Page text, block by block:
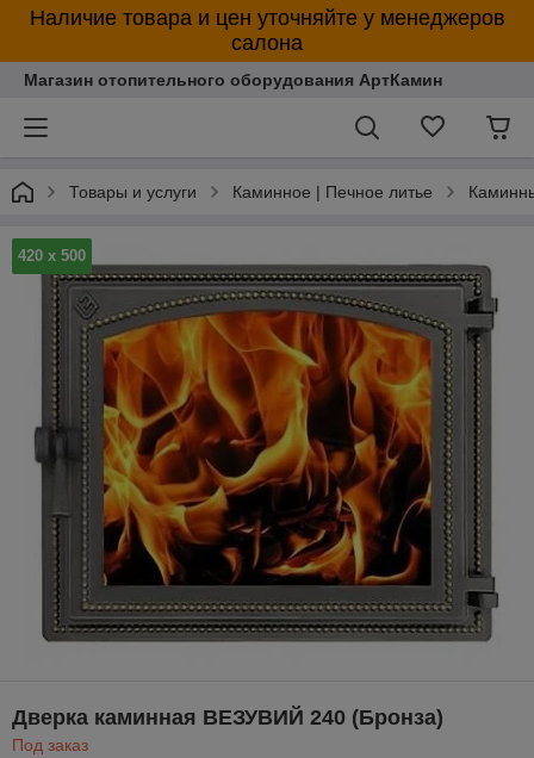
Наличие товара и цен уточняйте у менеджеров
салона
Магазин отопительного оборудования АртКамин
Товары и услуги Каминное | Печное литье
420 х 500
Дверка каминная ВЕЗУВИЙ 240 (Бронза)
Под заказ